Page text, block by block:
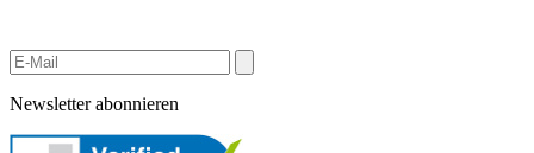
Newsletter abonnieren